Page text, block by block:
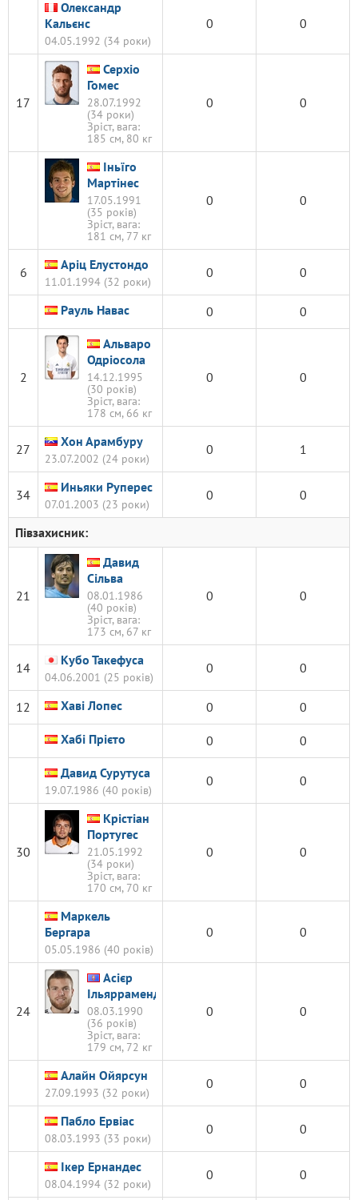
Олександр
Кальєнс
04.05.1992 (34 роки)
0 0
17
Серхіо
Гомес
28.07.1992
(34 роки)
Зріст, вага:
185 см, 80 кг
0 0
Іньїго
Мартінес
17.05.1991
(35 років)
Зріст, вага:
181 см, 77 кг
0 0
6 Аріц Елустондо
11.01.1994 (32 роки)
0 0
Рауль Навас 0 0
2
Альваро
Одріосола
14.12.1995
(30 років)
Зріст, вага:
178 см, 66 кг
0 0
27 Хон Арамбуру
23.07.2002 (24 роки)
0 1
34 Иньяки Руперес
07.01.2003 (23 роки)
0 0
Півзахисник:
21
Давид
Сільва
08.01.1986
(40 років)
Зріст, вага:
173 см, 67 кг
0 0
14 Кубо Такефуса
04.06.2001 (25 років)
0 0
12 Хаві Лопес 0
0
Хабі Прієто
0
0
Давид Сурутуса
19.07.1986 (40 років)
0 0
30
Крістіан
Португес
21.05.1992
(34 роки)
Зріст, вага:
170 см, 70 кг
0 0
Маркель
Бергара
05.05.1986 (40 років)
0 0
24
Асієр
Ільярраменді
08.03.1990
(36 років)
Зріст, вага:
179 см, 72 кг
0 0
Алайн Ойярсун
27.09.1993 (32 роки)
0 0
Пабло Ервіас
08.03.1993 (33 роки)
0 0
Ікер Ернандес
08.04.1994 (32 роки)
0 0